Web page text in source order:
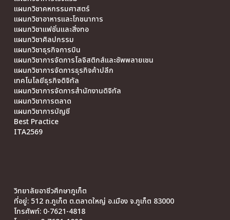
แผนกวิชาคหกรรมศาสตร์
แผนกวิชาอาหารและโภชนาการ
แผนกวิชาแฟชั่นและสิ่งทอ
แผนกวิชาศิลปกรรม
แผนกวิชาธุรกิจการบิน
แผนกวิชาการจัดการโลจิสติกส์และซัพพลายเชน
แผนกวิชาการจัดการธุรกิจค้าปลีก
เทคโนโลยีธุรกิจดิจิทัล
แผนกวิชาการจัดการสำนักงานดิจิทัล
แผนกวิชาการตลาด
แผนกวิชาการบัญชี
Best Practice
ITA2569
วิทยาลัยอาชีวศึกษาภูเก็ต
ที่อยู่: 512 ถ.ภูเก็ต ต.ตลาดใหญ่ อ.เมือง จ.ภูเก็ต 83000
โทรศัพท์: 0-7621-4818